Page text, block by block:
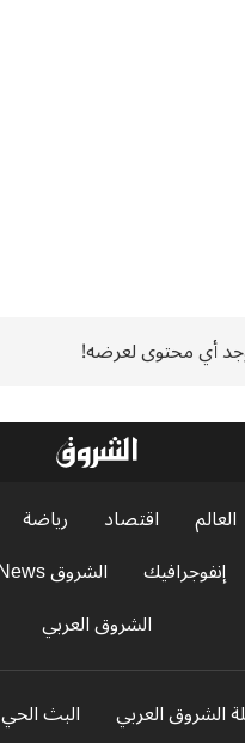
أي محتوى لعرضه!
العالم اقتصاد رياضة
إنفوجرافيك الشروق News
الشروق العربي
الشروق العربي البث الحي